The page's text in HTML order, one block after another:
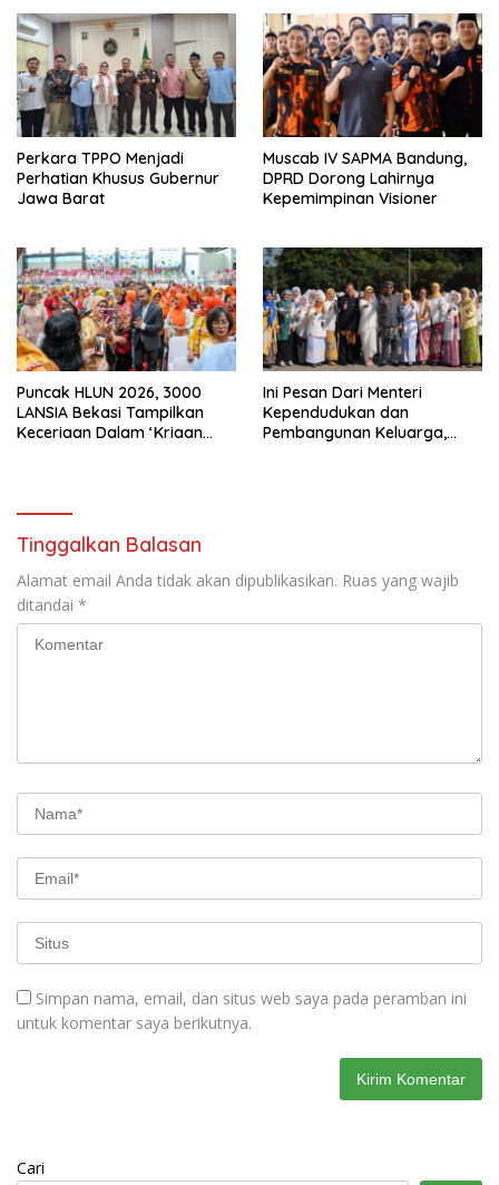
Perkara TPPO Menjadi
Perhatian Khusus Gubernur
Jawa Barat
Muscab IV SAPMA Bandung,
DPRD Dorong Lahirnya
Kepemimpinan Visioner
Puncak HLUN 2026, 3000
LANSIA Bekasi Tampilkan
Keceriaan Dalam ‘Kriaan
Ini Pesan Dari Menteri
Kependudukan dan
Pembangunan Keluarga,
Tinggalkan Balasan
Alamat email Anda tidak akan dipublikasikan. Ruas yang wajib
ditandai *
Simpan nama, email, dan situs web saya pada peramban ini
untuk komentar saya berikutnya.
Cari